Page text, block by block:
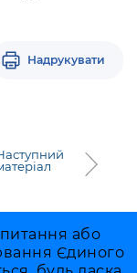
Надрукувати
або
Єдиного